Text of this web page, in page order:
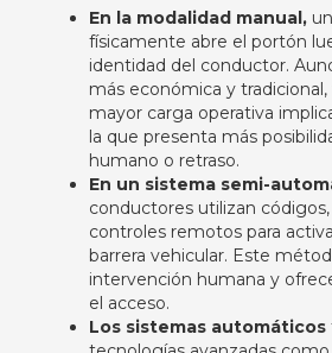
En la modalidad manual,un
físicamente abre el portón
identidad del conductor.
más económica y
mayor carga operativa
la que presenta más
humano o retraso.
En un sistema semi-
conductores utilizan
controles remotos para
barrera vehicular. Este
intervención humana y
el acceso.
Los sistemas automáticos